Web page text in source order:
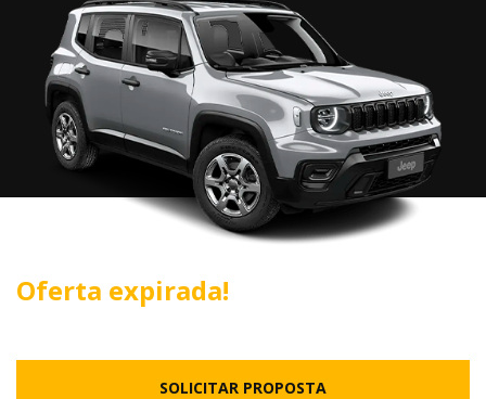
Oferta expirada!
SOLICITAR PROPOSTA